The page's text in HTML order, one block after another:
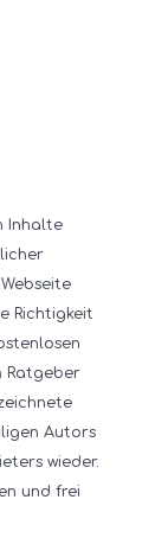
Inhalte
Richtigkeit
Ratgeber
Autors
wieder.
und frei